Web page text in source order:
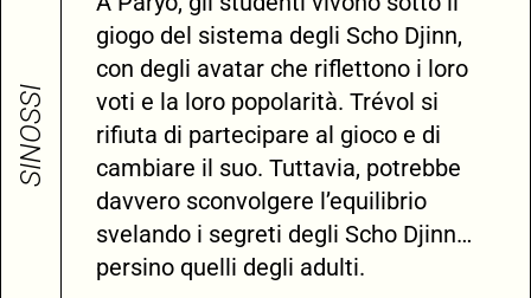
SINOSSI
giogo del sistema degli Scho Djinn,
con degli avatar che riflettono i loro
voti e la loro popolarità. Trévol si
rifiuta di partecipare al gioco e di
cambiare il suo. Tuttavia, potrebbe
davvero sconvolgere l’equilibrio
svelando i segreti degli Scho Djinn…
persino quelli degli adulti.